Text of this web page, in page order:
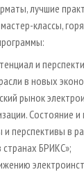
лучшие
классы,
и
в новых
рынок
Состояние и
перспективы в
странах БРИКС»;